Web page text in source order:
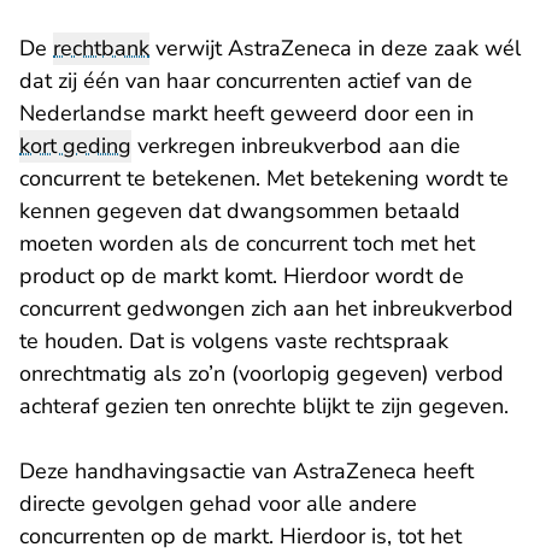
De rechtbank verwijt AstraZeneca in deze zaak wél
dat zij één van haar concurrenten actief van de
Nederlandse markt heeft geweerd door een in
kort geding verkregen inbreukverbod aan die
concurrent te betekenen. Met betekening wordt te
kennen gegeven dat dwangsommen betaald
moeten worden als de concurrent toch met het
product op de markt komt. Hierdoor wordt de
concurrent gedwongen zich aan het inbreukverbod
te houden. Dat is volgens vaste rechtspraak
onrechtmatig als zo’n (voorlopig gegeven) verbod
achteraf gezien ten onrechte blijkt te zijn gegeven.
Deze handhavingsactie van AstraZeneca heeft
directe gevolgen gehad voor alle andere
concurrenten op de markt. Hierdoor is, tot het